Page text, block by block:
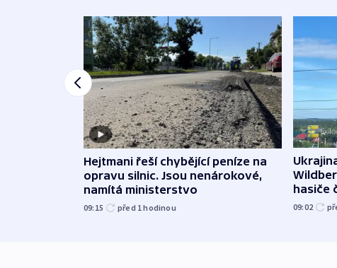
Hejtmani řeší chybějící peníze na
opravu silnic. Jsou nenárokové,
namítá ministerstvo
09:15 před 1hodinou
hasiče
09:02